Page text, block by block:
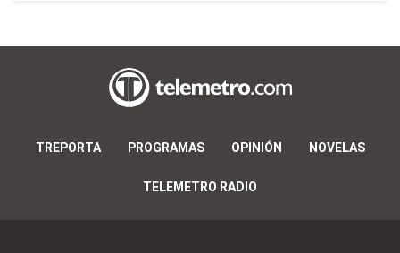
TREPORTA PROGRAMAS OPINIÓN NOVELAS
TELEMETRO RADIO